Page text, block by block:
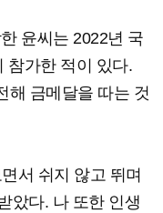
윤씨는 2022년 국
참가한 적이 있다.
해 금메달을 따는 것
서 쉬지 않고 뛰며
았다. 나 또한 인생